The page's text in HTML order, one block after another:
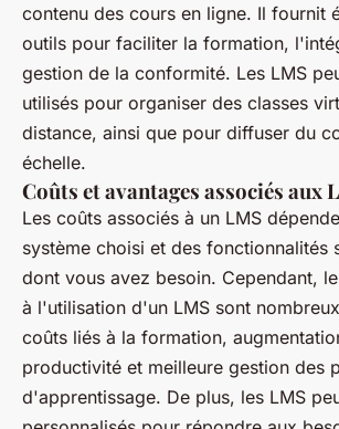
contenu des cours en ligne. Il fournit
outils pour faciliter la formation,
gestion de la conformité. Les LMS
utilisés pour organiser des classes
distance, ainsi que pour diffuser du
échelle.
Coûts et avantages associés aux
Les coûts associés à un LMS
système choisi et des fonctionnalités
dont vous avez besoin. Cependant,
à l'utilisation d'un LMS sont
coûts liés à la formation,
productivité et meilleure gestion des
d'apprentissage. De plus, les LMS